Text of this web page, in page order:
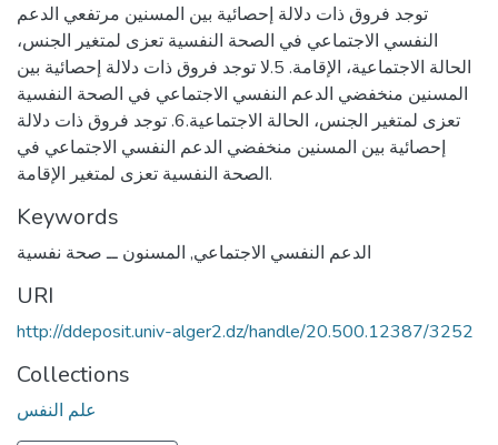
توجد فروق ذات دلالة إحصائية بين المسنين مرتفعي الدعم
النفسي الاجتماعي في الصحة النفسية تعزى لمتغير الجنس،
الحالة الاجتماعية، الإقامة. 5.لا توجد فروق ذات دلالة إحصائية بين
المسنين منخفضي الدعم النفسي الاجتماعي في الصحة النفسية
تعزى لمتغير الجنس، الحالة الاجتماعية.6. توجد فروق ذات دلالة
إحصائية بين المسنين منخفضي الدعم النفسي الاجتماعي في
الصحة النفسية تعزى لمتغير الإقامة.
Keywords
الدعم النفسي الاجتماعي, المسنون ــ صحة نفسية
URI
http://ddeposit.univ-alger2.dz/handle/20.500.12387/3252
Collections
علم النفس